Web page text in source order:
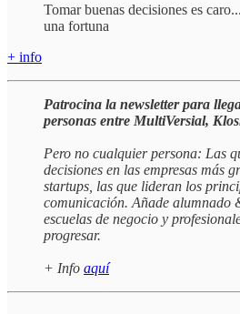
Tomar buenas decisiones es
una fortuna
+ info
Patrocina la newsletter para
personas entre MultiVersial,
Pero no cualquier persona: Las
decisiones en las empresas más
startups, las que lideran los
comunicación. Añade alumnado
escuelas de negocio y
progresar.
+ Info aquí